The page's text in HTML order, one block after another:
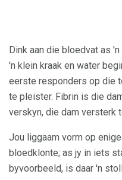
Dink aan die bloedvat as
'n klein kraak en water
eerste responders op die
te pleister. Fibrin is die
verskyn, die dam versterk
Jou liggaam vorm op
bloedklonte; as jy in iets
byvoorbeeld, is daar 'n